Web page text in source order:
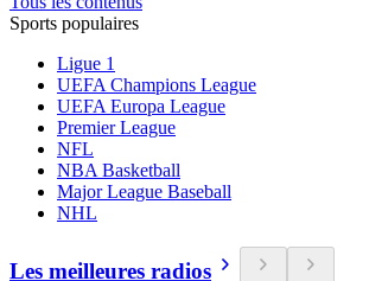
Sports populaires
Ligue 1
UEFA Champions League
UEFA Europa League
Premier League
NFL
NBA Basketball
Major League Baseball
NHL
Les meilleures radios